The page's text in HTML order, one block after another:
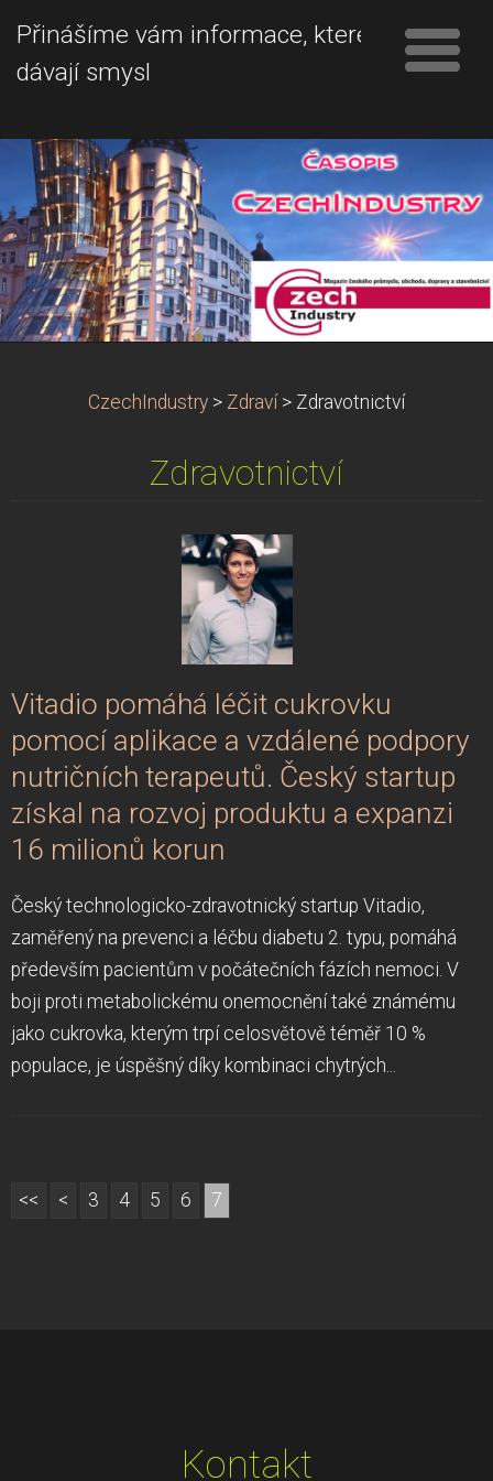
Přinášíme vám informace, které
dávají smysl
CzechIndustry > Zdraví > Zdravotnictví
Zdravotnictví
Vitadio pomáhá léčit cukrovku
pomocí aplikace a vzdálené podpory
nutričních terapeutů. Český startup
získal na rozvoj produktu a expanzi
16 milionů korun
Český technologicko-zdravotnický startup Vitadio,
zaměřený na prevenci a léčbu diabetu 2. typu, pomáhá
především pacientům v počátečních fázích nemoci. V
boji proti metabolickému onemocnění také známému
jako cukrovka, kterým trpí celosvětově téměř 10 %
populace, je úspěšný díky kombinaci chytrých...
<< < 3 4 5 6 7
Kontakt